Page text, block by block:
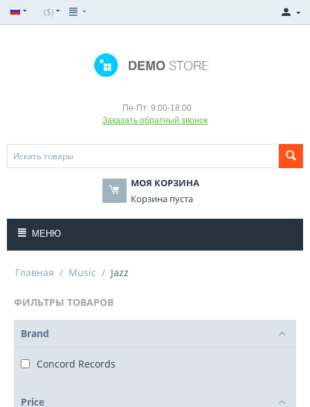
($)
Пн-Пт: 9:00-18:00
Заказать обратный звонок
МОЯ КОРЗИНА
Корзина пуста
МЕНЮ
Главная / Music / Jazz
ФИЛЬТРЫ ТОВАРОВ
Brand
Concord Records
Price